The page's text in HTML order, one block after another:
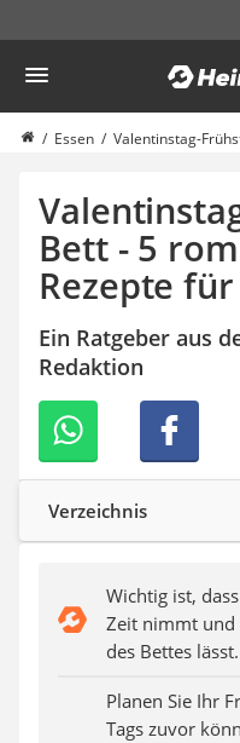
Haushalt & Freizeit
Diascanner
Walkie-Talkie Kinder
Gusseisen Bräter
Induktionskochfeld
Tischgeschirrspüler
Elektronische Dartscheibe
Wildkamera
Wischmopp
Beschriftungsgerät
Thermokanne
Elektrische Pfeffermühle
Waschsauger
Geflügelschere
SUP-Board
Beheizbare Handschuhe
Ferngesteuerter
Essen
Bett - 5
Rezepte
Ein Ratgeber aus
Redaktion
Verzeichnis
Wichtig ist,
Zeit nimmt und
des Bettes lässt.
Planen Sie Ihr
Tags zuvor